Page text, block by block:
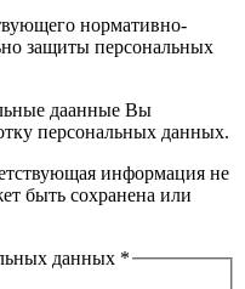
нормативно-
защиты персональных
даанные Вы
персональных данных.
информация не
быть сохранена или
данных *